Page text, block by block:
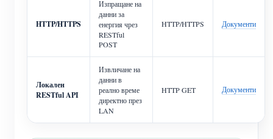
HTTP/HTTPS
Изпращане на
данни за
енергия чрез
RESTful
POST
HTTP/HTTPS Документи
Локален
RESTful API
Извличане на
данни в
реално време
директно през
LAN
HTTP GET Документи